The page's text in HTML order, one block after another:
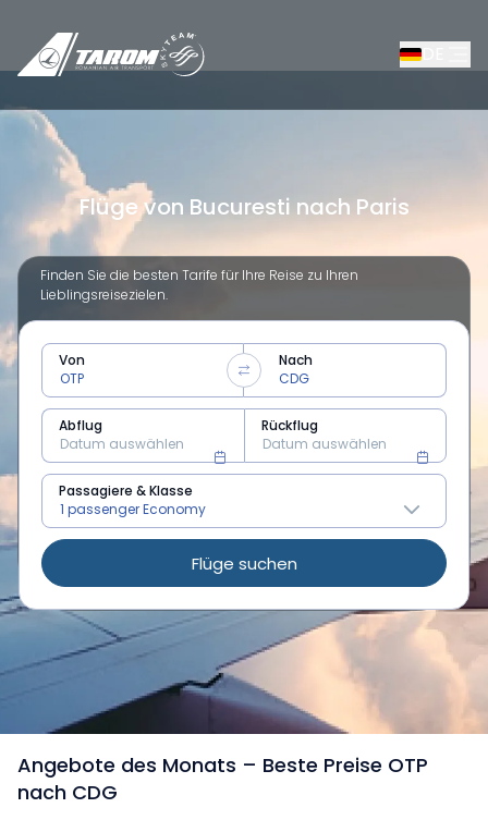
Flüge von Bucuresti nach Paris
Finden Sie die besten Tarife für Ihre Reise zu Ihren
Lieblingsreisezielen.
Von Nach
Abflug Rückflug
Passagiere & Klasse
Flüge suchen
Flüge von Bucuresti nach Paris
Angebote des Monats – Beste Preise OTP
nach CDG